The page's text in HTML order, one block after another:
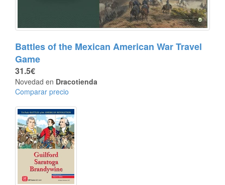
Battles of the Mexican American War Travel
Game
31.5€
Novedad en Dracotienda
Comparar precio